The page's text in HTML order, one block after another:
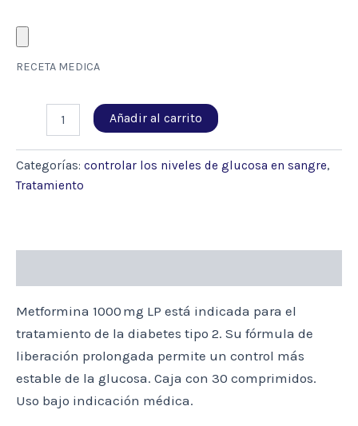
RECETA MEDICA
X
COMP.
Añadir al carrito
Categorías: controlar los niveles de glucosa en sangre,
Tratamiento
Metformina 1000 mg LP está indicada para el
tratamiento de la diabetes tipo 2. Su fórmula de
liberación prolongada permite un control más
estable de la glucosa. Caja con 30 comprimidos.
Uso bajo indicación médica.